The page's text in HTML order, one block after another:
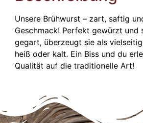
Unsere Brühwurst – zart, saftig
Geschmack! Perfekt gewürzt und
gegart, überzeugt sie als
heiß oder kalt. Ein Biss und du
Qualität auf die traditionelle Art!